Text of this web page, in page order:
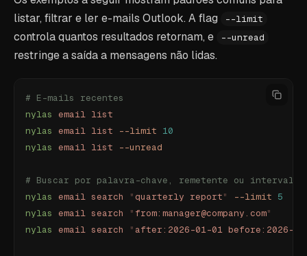
listar, filtrar e ler e-mails Outlook. A flag
--limit
controla quantos resultados retornam, e --unread
restringe a saída a mensagens não lidas.
# E-mails recentes
nylas email list
nylas email list --limit 10
nylas email list --unread
# Buscar por palavra-chave, remetente ou intervalo
nylas email search "quarterly report" --limit 5
nylas email search " from:manager@company.com"
nylas email search " after:2026-01-01 before:2026-